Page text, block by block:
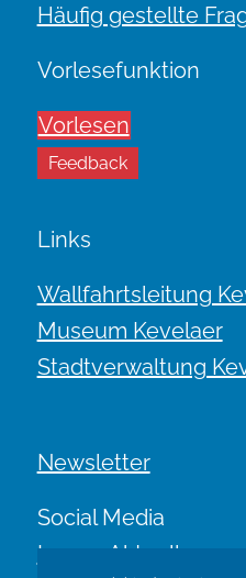
Häufig gestellte
Vorlesefunktion
Vorlesen
Feedback
Links
Wallfahrtsleitung
Museum Kevelaer
Stadtverwaltung
Newsletter
Social Media
Immer Aktuell.